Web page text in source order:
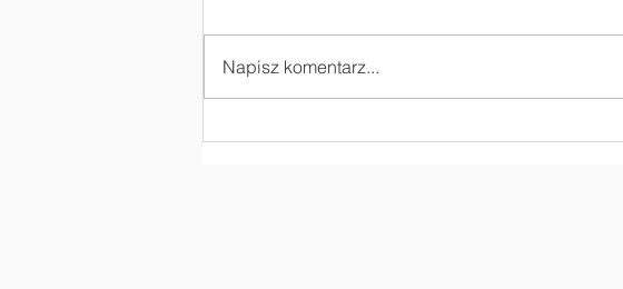
Napisz komentarz...